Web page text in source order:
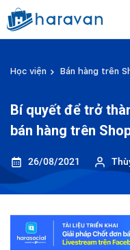
Học viện Bán hàng trên
Bí quyết để trở
bán hàng trên
26/08/2021